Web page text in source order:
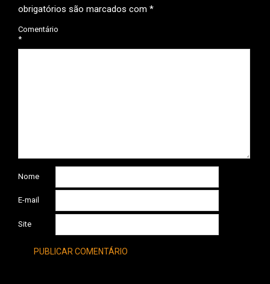
obrigatórios são marcados com *
Comentário
*
Nome
E-mail
Site